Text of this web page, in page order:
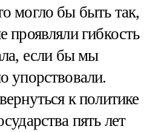
могло бы быть так,
проявляли гибкость
если бы мы
упорствовали.
к политике
пять лет